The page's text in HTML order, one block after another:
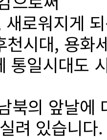
로워지게
천시대, 용화
일시대도
북의 앞날에
려 있습니다.